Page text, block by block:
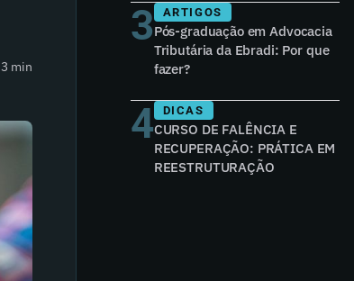
3 min
3 ARTIGOS
Pós-graduação em Advocacia
Tributária da Ebradi: Por que
fazer?
4 DICAS
CURSO DE FALÊNCIA E
RECUPERAÇÃO: PRÁTICA EM
REESTRUTURAÇÃO